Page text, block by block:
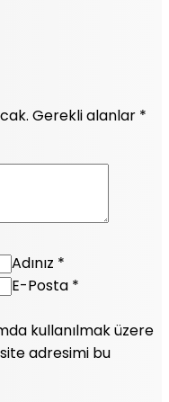
Gerekli alanlar *
Adınız *
E-Posta *
kullanılmak üzere
adresimi bu